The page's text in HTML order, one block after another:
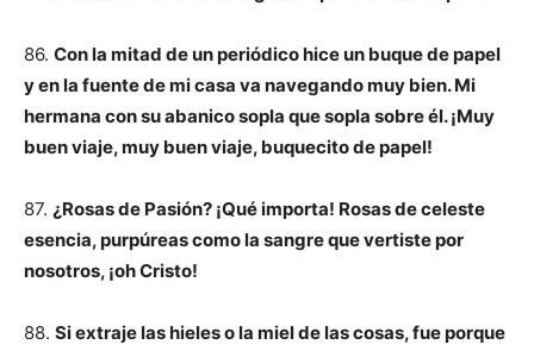
86. Con la mitad de un periódico hice un buque de papel
y en la fuente de mi casa va navegando muy bien. Mi
hermana con su abanico sopla que sopla sobre él. ¡Muy
buen viaje, muy buen viaje, buquecito de papel!
87. ¿Rosas de Pasión? ¡Qué importa! Rosas de celeste
esencia, purpúreas como la sangre que vertiste por
nosotros, ¡oh Cristo!
88. Si extraje las hieles o la miel de las cosas, fue porque